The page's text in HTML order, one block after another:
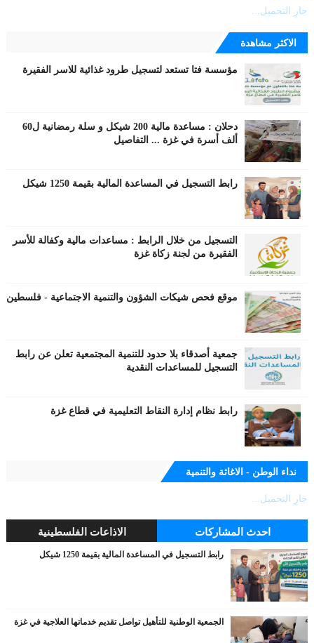
جارٍ التحميل...
الاكثر مشاهدة
مؤسسة فتا تستعد لتسجيل طرود غذائية للاسر الفقيرة
دحلان : مساعدة مالية 200 شيكل و سلة رمضانية ل60
ألف أسرة في غزة ... التفاصيل
رابط التسجيل في المساعدة المالية بقيمة 1250 شيكل
التسجيل من خلال الرابط : مساعدات مالية وكفالة للأسر
الفقيرة من لجنة زكاة غزة
موقع فحص شيكات الشؤون والتنمية الاجتماعية - فلسطين
جمعية أصدقاء بلا حدود للتنمية المجتمعية تعلن عن رابط
التسجيل للمساعدات النقدية
رابط نظام إدارة النقاط التعليمية في قطاع غزة
نداء الوطن - الاغاثة والتنمية
جارٍ التحميل...
احدث المشاركات الاذاعات الفلسطينية
رابط التسجيل في المساعدة المالية بقيمة 1250 شيكل
الجمعية الوطنية للتأهيل تواصل تقديم خدماتها العلاجية في غزة